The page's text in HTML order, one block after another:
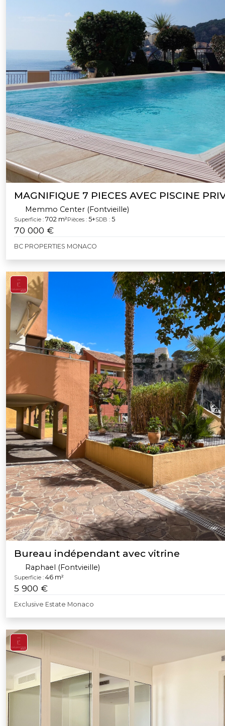
MAGNIFIQUE 7 PIECES AVEC PISCINE
Memmo Center (Fontvieille)
Superficie : 702 m²Pièces : 5+SDB : 5
70 000 €
BC PROPERTIES MONACO
Bureau indépendant avec vitrine
Raphael (Fontvieille)
Superficie : 46 m²
5 900 €
Exclusive Estate Monaco